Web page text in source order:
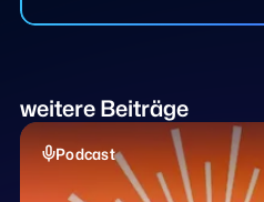
weitere Beiträge
Podcast